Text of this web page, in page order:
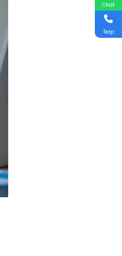
Chat
Telp